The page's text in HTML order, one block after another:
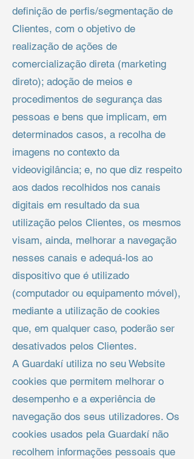
definição de perfis/segmentação de
Clientes, com o objetivo de
realização de ações de
comercialização direta (marketing
direto); adoção de meios e
procedimentos de segurança das
pessoas e bens que implicam, em
determinados casos, a recolha de
imagens no contexto da
videovigilância; e, no que diz respeito
aos dados recolhidos nos canais
digitais em resultado da sua
utilização pelos Clientes, os mesmos
visam, ainda, melhorar a navegação
nesses canais e adequá-los ao
dispositivo que é utilizado
(computador ou equipamento móvel),
mediante a utilização de cookies
que, em qualquer caso, poderão ser
desativados pelos Clientes.
A Guardakí utiliza no seu Website
cookies que permitem melhorar o
desempenho e a experiência de
navegação dos seus utilizadores. Os
cookies usados pela Guardakí não
recolhem informações pessoais que